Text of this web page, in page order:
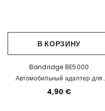
В КОРЗИНУ
Bandridge BE5000
Автомобильный адаптер для
ноутбука 12V / max6000mA EOL
4,90 €